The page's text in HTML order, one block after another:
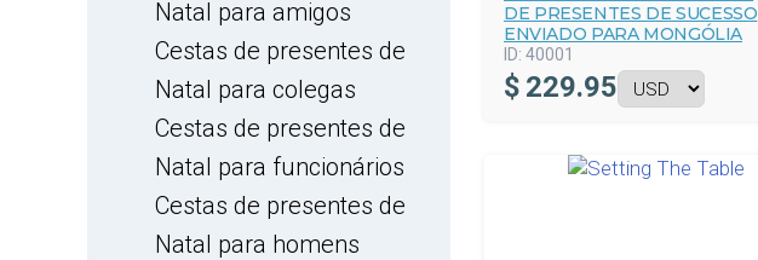
Natal para amigos
Cestas de presentes de
Natal para colegas
Cestas de presentes de
Natal para funcionários
Cestas de presentes de
Natal para homens
DE PRESENTES DE SUCESSO
ENVIADO PARA MONGÓLIA
ID: 40001
$ 229.95